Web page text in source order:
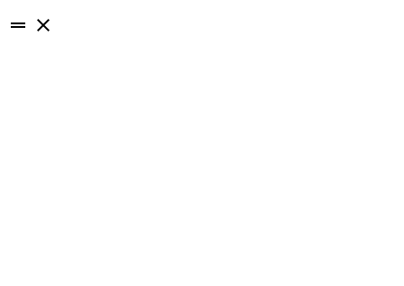
drag_handle close